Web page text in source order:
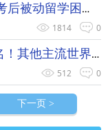
2024年两会提案推迟职普分流！中考后被动留学困局能解除吗？
0
1814
重磅中国人民大学发布世界大学排名！其他主流世界排名还有用吗？
0
512
下一页 >